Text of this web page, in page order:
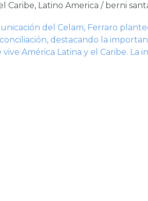
Caribe, Latino America / berni
del Celam, Ferraro
destacando la
América Latina y el Caribe. La